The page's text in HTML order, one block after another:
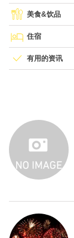
隐私政策
网站营运公司
美食&饮品
住宿
有用的资讯